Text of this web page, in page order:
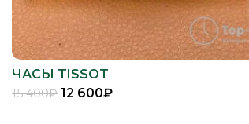
ЧАСЫ TISSOT
15 400₽ 12 600₽